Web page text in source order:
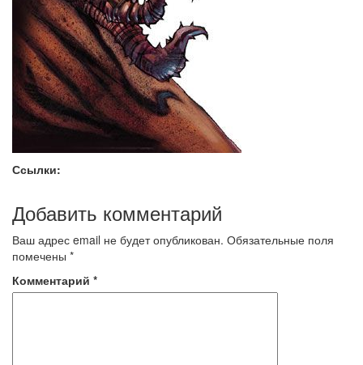
Ссылки:
Добавить комментарий
Ваш адрес email не будет опубликован. Обязательные поля
помечены *
Комментарий *